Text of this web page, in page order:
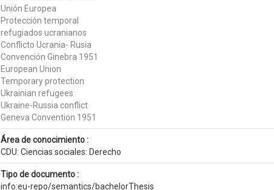
Unión Europea
Protección temporal
refugiados ucranianos
Conflicto Ucrania- Rusia
Convención Ginebra 1951
European Union
Temporary protection
Ukrainian refugees
Ukraine-Russia conflict
Geneva Convention 1951
Área de conocimiento :
CDU: Ciencias sociales: Derecho
Tipo de documento :
info:eu-repo/semantics/bachelorThesis